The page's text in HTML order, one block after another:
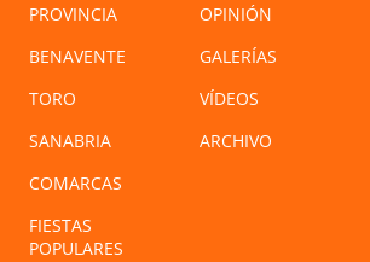
PROVINCIA
BENAVENTE
TORO
SANABRIA
COMARCAS
FIESTAS
POPULARES
OPINIÓN
GALERÍAS
VÍDEOS
ARCHIVO